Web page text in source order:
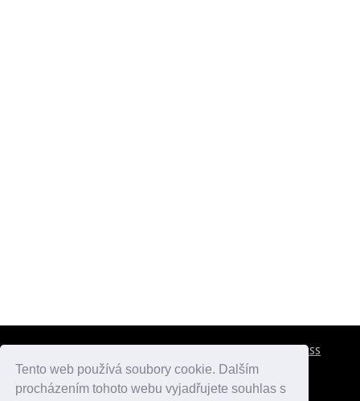
Tento web používá soubory cookie. Dalším
procházením tohoto webu vyjadřujete souhlas s
RSS
atlaspamatek.info